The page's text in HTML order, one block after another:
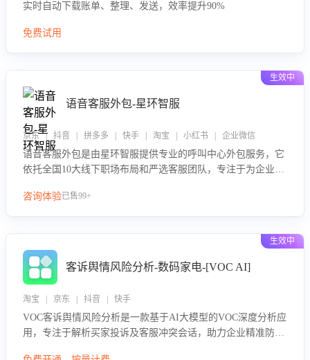
实时自动下载账单、整理、发送，效率提升90%
免费试用
生效中
语音客服外包-星环智服
京东 | 抖音 | 拼多多 | 快手 | 淘宝 | 小红书 | 企业微信
语音客服外包是由星环智服提供专业的呼叫中心外包服务，它
依托全国10大线下职场布局和严选客服团队，专注于为企业提
队和智能工具提升语音客服服务效率和质量，帮助企业实现降
咨询体验已售99+
生效中
客诉舆情风险分析-数码家电-[VOC AI]
淘宝 | 京东 | 抖音 | 快手
VOC客诉舆情风险分析是一款基于AI大模型的VOC深度分析应
用，专注于解析买家投诉及客服冲突会话，助力企业精准防控